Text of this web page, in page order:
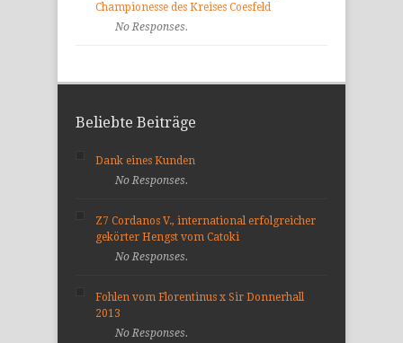
Championesse des Kreises Coesfeld
No Responses.
Beliebte Beiträge
Dank eines Kunden
No Responses.
Z7 Cordanos V., international erfolgreicher
gekörter Hengst vom Catoki
No Responses.
Fohlen vom Florentinus x Sir Donnerhall
2013
No Responses.